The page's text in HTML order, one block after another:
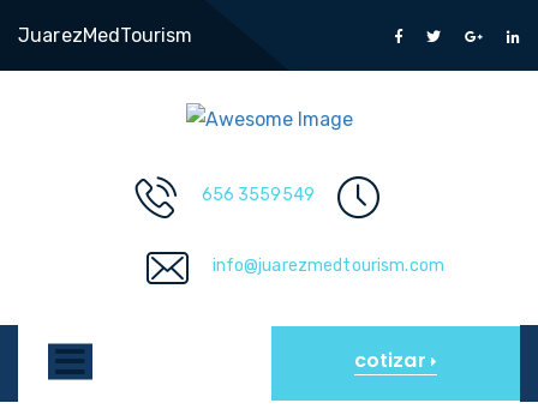
JuarezMedTourism
656 3559549
info@juarezmedtourism.com
cotizar